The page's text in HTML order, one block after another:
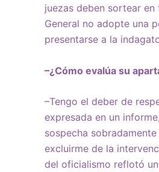
juezas deben sortear
General no adopte una
presentarse a la
–¿Cómo evalúa su
–Tengo el deber de
expresada en un
sospecha
excluirme de la
del oficialismo reflotó